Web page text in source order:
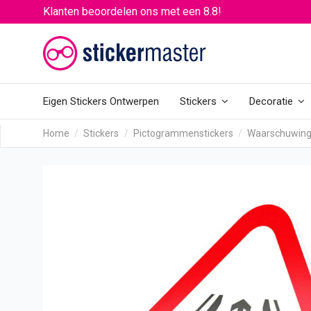
Klanten beoordelen ons met een 8.8!
Eigen Stickers Ontwerpen Stickers Decoratie
Home Stickers Pictogrammenstickers